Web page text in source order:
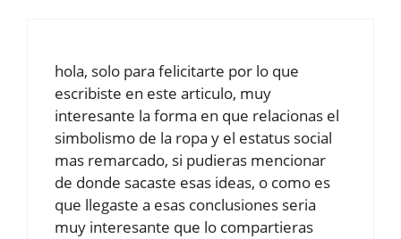
hola, solo para felicitarte por lo que
escribiste en este articulo, muy
interesante la forma en que relacionas el
simbolismo de la ropa y el estatus social
mas remarcado, si pudieras mencionar
de donde sacaste esas ideas, o como es
que llegaste a esas conclusiones seria
muy interesante que lo compartieras